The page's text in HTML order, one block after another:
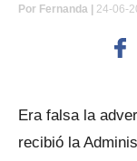
Por Fernanda | 24-06-
Era falsa la
recibió la